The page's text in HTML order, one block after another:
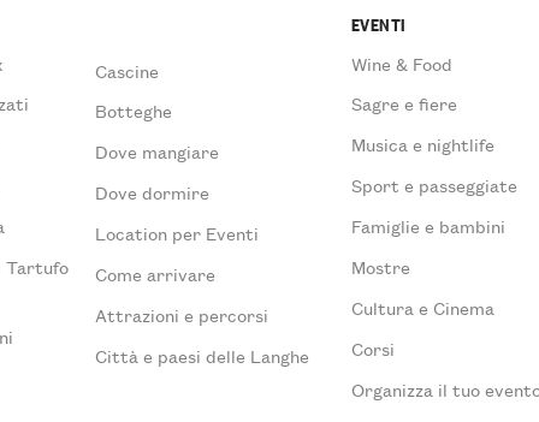
Tartufo
Cascine
Botteghe
Dove mangiare
Dove dormire
Location per Eventi
Come arrivare
Attrazioni e percorsi
Città e paesi delle Langhe
EVENTI
Wine & Food
Sagre e fiere
Musica e nightlife
Sport e passeggiate
Famiglie e bambini
Mostre
Cultura e Cinema
Corsi
Organizza il tuo